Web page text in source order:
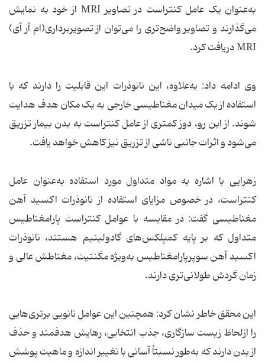
به‌عنوان یک عامل کنتراست در تصاویر MRI از خود به نمایش
می‌گذارند و تصاویر واضح‌تری را می‌توان از تصویربرداری(ام آر آی)
MRI دریافت کرد.
وی ادامه داد: به‌علاوه، این نانوذرات این قابلیت را دارند که با
استفاده از یک میدان مغناطیسی خارجی به یک مکان هدف هدایت
شوند. از این‌ رو، دوز کمتری از عامل کنتراست به بدن بیمار تزریق
می‌شود و اثرات جانبی ناشی از تزریق نیز کاهش خواهد یافت.
زهرایی با اشاره به مواد متداول مورد استفاده به‌عنوان عامل
کنتراست، در خصوص مزایای استفاده از نانوذرات اکسید آهن
مغناطیسی گفت: در مقایسه با عوامل کنتراست پارامغناطیس
متداول که بر پایه‌ کمپلکس‌های گادولینیم هستند، نانوذرات
اکسید آهن سوپرپارامغناطیس به‌ویژه مگنتیت، مغناطش عالی و
زمان گردش طولانی‌تری دارند.
این محقق خاطر نشان کرد: همچنین این عوامل نانویی برتری‌هایی
را ازلحاظ زیست سازگاری، جذب انتخابی، رهایش هدفمند و حذف
از بدن دارند که به‌طور نسبتاً آسانی با تغییر اندازه و ماهیت پوشش